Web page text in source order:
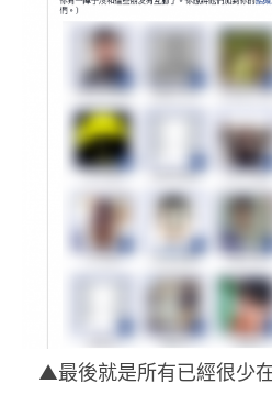
▲最後就是所有已經很少